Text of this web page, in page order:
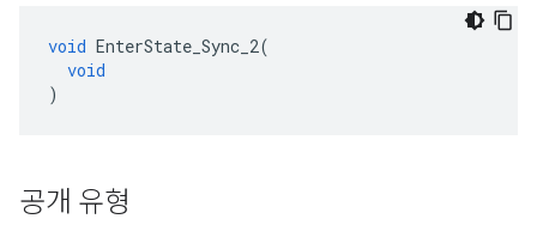
void EnterState_Sync_2(
void
)
공개 유형